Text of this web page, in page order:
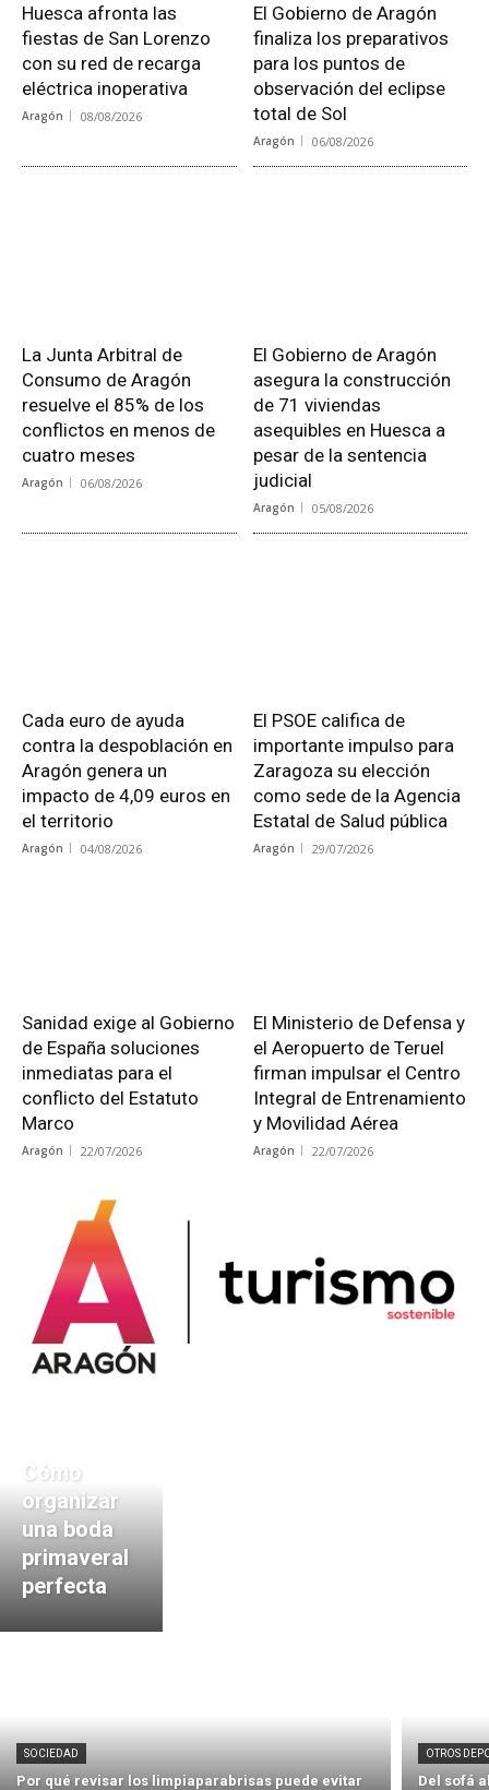
Huesca afronta las
fiestas de San Lorenzo
con su red de recarga
eléctrica inoperativa
Aragón 08/08/2026
El Gobierno de Aragón
finaliza los preparativos
para los puntos de
observación del eclipse
total de Sol
Aragón 06/08/2026
La Junta Arbitral de
Consumo de Aragón
resuelve el 85% de los
conflictos en menos de
cuatro meses
Aragón 06/08/2026
El Gobierno de Aragón
asegura la construcción
de 71 viviendas
asequibles en Huesca a
pesar de la sentencia
judicial
Aragón 05/08/2026
Cada euro de ayuda
contra la despoblación en
Aragón genera un
impacto de 4,09 euros en
el territorio
Aragón 04/08/2026
El PSOE califica de
importante impulso para
Zaragoza su elección
como sede de la Agencia
Estatal de Salud pública
Aragón 29/07/2026
Sanidad exige al Gobierno
de España soluciones
inmediatas para el
conflicto del Estatuto
Marco
Aragón 22/07/2026
El Ministerio de Defensa y
el Aeropuerto de Teruel
firman impulsar el Centro
Integral de Entrenamiento
y Movilidad Aérea
Aragón 22/07/2026
Cómo
organizar
una boda
primaveral
perfecta
SOCIEDAD
Por qué revisar los limpiaparabrisas puede evitar
OTROS
Del sofá